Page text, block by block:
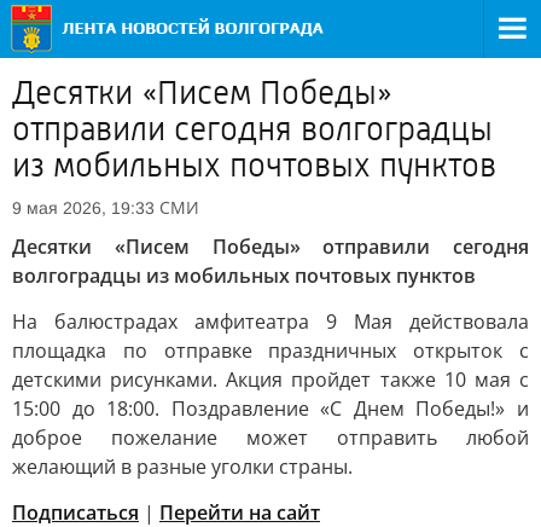
Десятки «Писем Победы»
отправили сегодня волгоградцы
из мобильных почтовых пунктов
9 мая 2026, 19:33 СМИ
Десятки «Писем Победы» отправили сегодня
волгоградцы из мобильных почтовых пунктов
На балюстрадах амфитеатра 9 Мая действовала
площадка по отправке праздничных открыток с
детскими рисунками. Акция пройдет также 10 мая с
15:00 до 18:00. Поздравление «С Днем Победы!» и
доброе пожелание может отправить любой
желающий в разные уголки страны.
Подписаться | Перейти на сайт